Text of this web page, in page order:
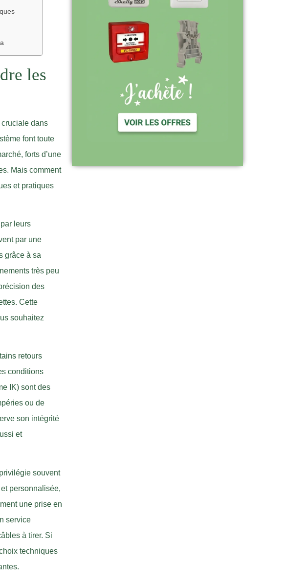
les
cruciale dans
font toute
forts d’une
Mais comment
et pratiques
leurs
par une
grâce à sa
très peu
des
Cette
souhaitez
retours
conditions
IK) sont des
ou de
son intégrité
et
souvent
personnalisée,
une prise en
service
à tirer. Si
techniques
Expédition sous 24-48h : livraison rapide
après validation de commande
Support réactif : une équipe disponible
pour vous accompagner
Visiter le site